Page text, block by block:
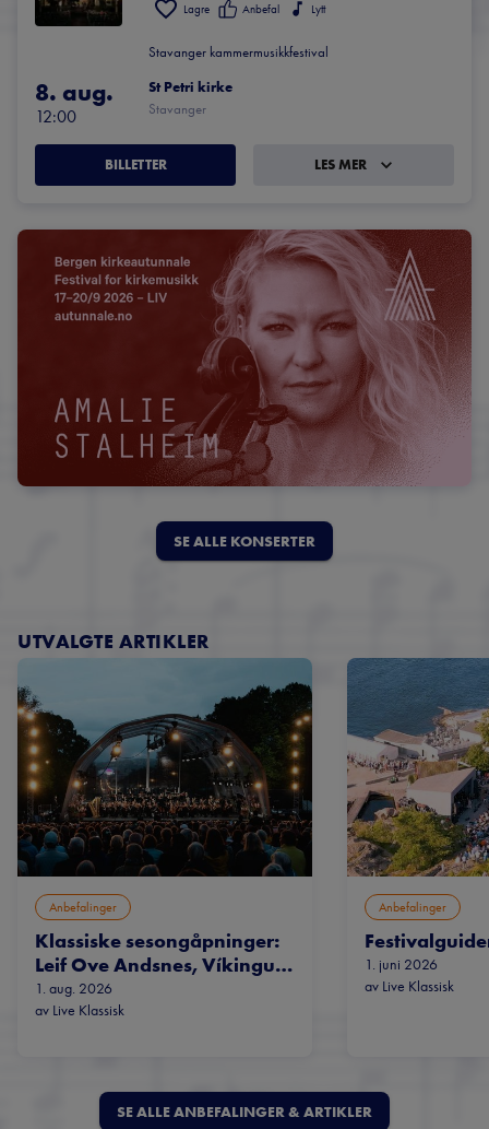
Lagre Anbefal Lytt
Stavanger kammermusikkfestival
8. aug.
12:00
St Petri kirke
Stavanger
BILLETTER LES MER
SE ALLE KONSERTER
UTVALGTE ARTIKLER
Anbefalinger
Klassiske sesongåpninger:
Leif Ove Andsnes, Víkingur
Ólafsson og nye sjefsdir…
1. aug. 2026
av Live Klassisk
Anbefalinger
1. juni 2026
av Live Klassisk
SE ALLE ANBEFALINGER & ARTIKLER